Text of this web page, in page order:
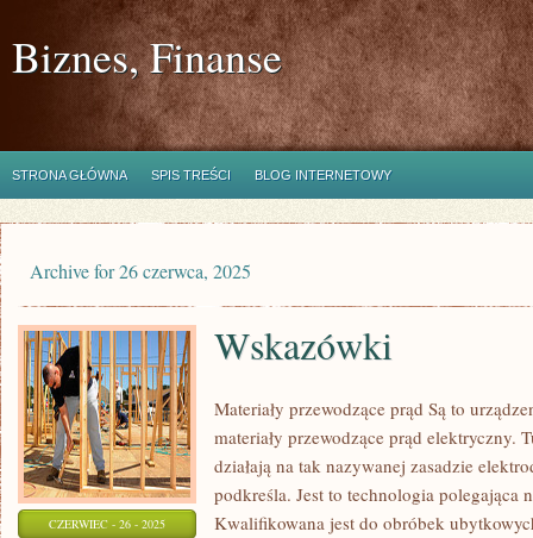
Biznes, Finanse
STRONA GŁÓWNA SPIS TREŚCI BLOG INTERNETOWY
Archive for 26 czerwca, 2025
CZERWIEC - 26 - 2025
Wskazówki
Materiały przewodzące prąd Są to
materiały przewodzące prąd elektryczny.
działają na tak nazywanej zasadzie
podkreśla. Jest to technologia polegająca
Kwalifikowana jest do obróbek